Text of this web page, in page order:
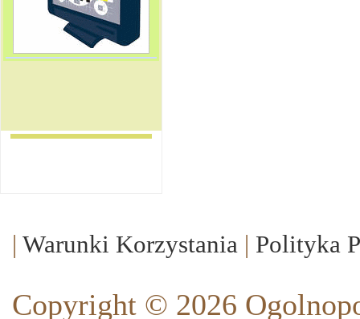
| Warunki Korzystania | Polityka
Copyright © 2026